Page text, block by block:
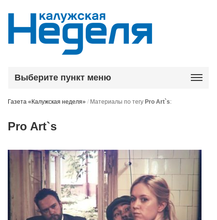
Выберите пункт меню
Газета «Калужская неделя» / Материалы по тегу Pro Art`s:
Pro Art`s